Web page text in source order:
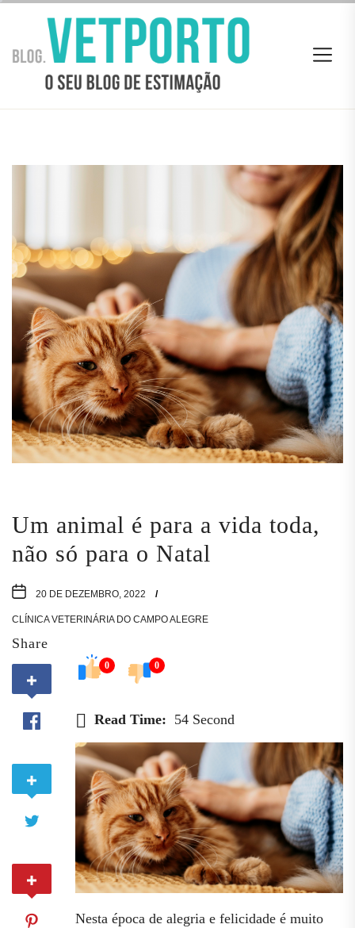
the
BLOG
VETPORTO
BLOG VETPORTO
Um animal é para a vida toda,
não só para o Natal
20 DE DEZEMBRO, 2022
CLÍNICA VETERINÁRIA DO CAMPO ALEGRE
Share
0 0
Read Time: 54 Second
Nesta época de alegria e felicidade é muito